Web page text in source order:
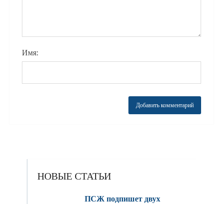
Имя:
НОВЫЕ СТАТЬИ
ПСЖ подпишет двух